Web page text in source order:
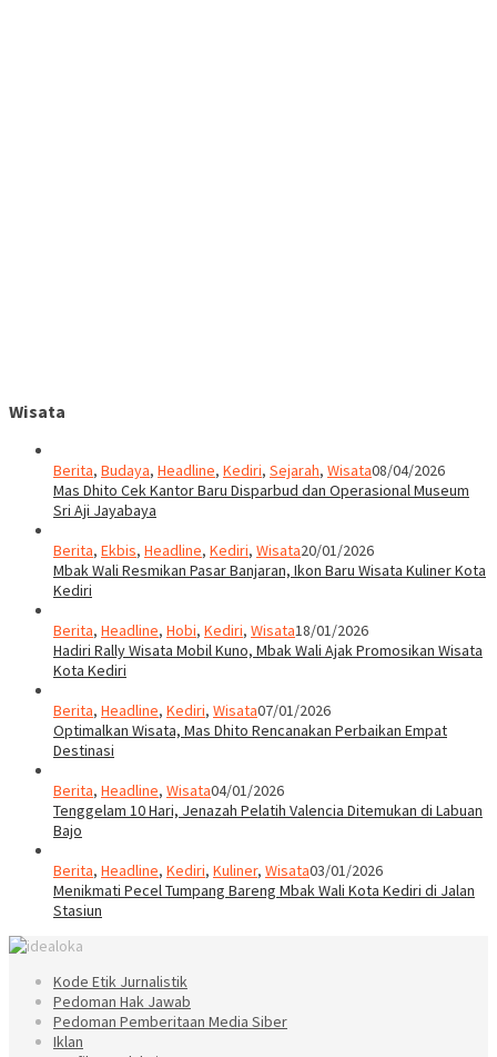
Wisata
Berita, Budaya, Headline, Kediri, Sejarah, Wisata08/04/2026
Mas Dhito Cek Kantor Baru Disparbud dan Operasional Museum
Sri Aji Jayabaya
Berita, Ekbis, Headline, Kediri, Wisata20/01/2026
Mbak Wali Resmikan Pasar Banjaran, Ikon Baru Wisata Kuliner Kota
Kediri
Berita, Headline, Hobi, Kediri, Wisata18/01/2026
Hadiri Rally Wisata Mobil Kuno, Mbak Wali Ajak Promosikan Wisata
Kota Kediri
Berita, Headline, Kediri, Wisata07/01/2026
Optimalkan Wisata, Mas Dhito Rencanakan Perbaikan Empat
Destinasi
Berita, Headline, Wisata04/01/2026
Tenggelam 10 Hari, Jenazah Pelatih Valencia Ditemukan di Labuan
Bajo
Berita, Headline, Kediri, Kuliner, Wisata03/01/2026
Menikmati Pecel Tumpang Bareng Mbak Wali Kota Kediri di Jalan
Stasiun
Kode Etik Jurnalistik
Pedoman Hak Jawab
Pedoman Pemberitaan Media Siber
Iklan